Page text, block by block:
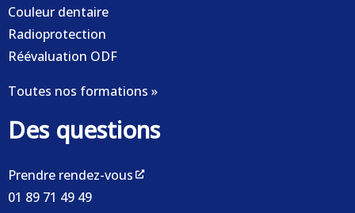
Couleur dentaire
Radioprotection
Réévaluation ODF
Toutes nos formations »
Des questions
Prendre rendez-vous
01 89 71 49 49